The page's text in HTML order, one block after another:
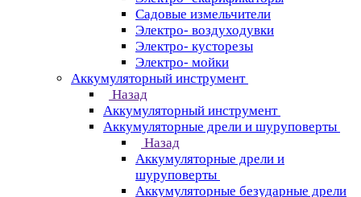
Садовые измельчители
Электро- воздуходувки
Электро- кусторезы
Электро- мойки
Аккумуляторный инструмент
Назад
Аккумуляторный инструмент
Аккумуляторные дрели и шуруповерты
Назад
Аккумуляторные дрели и
шуруповерты
Аккумуляторные безударные дрели